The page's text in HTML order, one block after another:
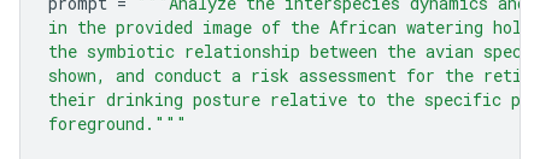
in the provided image of the African watering
the symbiotic relationship between the avian
shown, and conduct a risk assessment for the
their drinking posture relative to the specific
foreground."""